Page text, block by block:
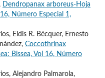
Dendropanax arboreus-Hoja
16, Número Especial 1,
Eldis R. Bécquer, Ernesto
Coccothrinax
Bissea, Vol 16, Número
Alejandro Palmarola,